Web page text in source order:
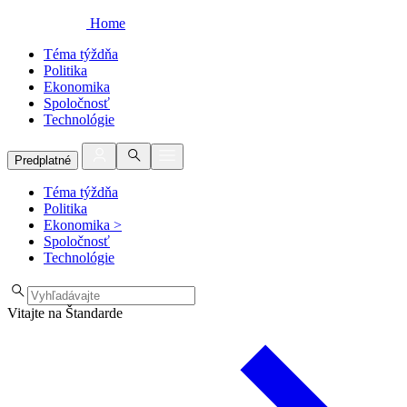
Home
Téma týždňa
Politika
Ekonomika
Spoločnosť
Technológie
Predplatné
Téma týždňa
Politika
Ekonomika >
Spoločnosť
Technológie
Vitajte na Štandarde